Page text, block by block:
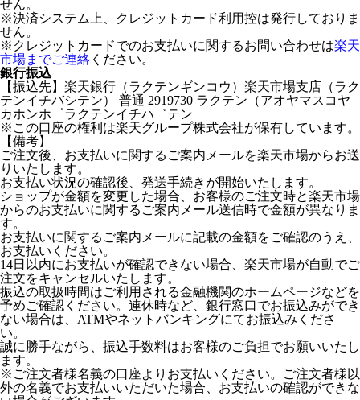
せん。
※決済システム上、クレジットカード利用控は発行しておりま
せん。
※クレジットカードでのお支払いに関するお問い合わせは楽天
市場までご連絡 ください。
銀行振込
【振込先】楽天銀行（ラクテンギンコウ）楽天市場支店（ラク
テンイチバシテン） 普通 2919730 ラクテン（アオヤマスコヤ
カホンホ゜ラクテンイチハ゛テン
※この口座の権利は楽天グループ株式会社が保有しています。
【備考】
ご注文後、お支払いに関するご案内メールを楽天市場からお送
りいたします。
お支払い状況の確認後、発送手続きが開始いたします。
ショップが金額を変更した場合、お客様のご注文時と楽天市場
からのお支払いに関するご案内メール送信時で金額が異なりま
す。
お支払いに関するご案内メールに記載の金額をご確認のうえ、
お支払いください。
14日以内にお支払いが確認できない場合、楽天市場が自動でご
注文をキャンセルいたします。
振込の取扱時間はご利用される金融機関のホームページなどを
予めご確認ください。連休時など、銀行窓口でお振込みができ
ない場合は、ATMやネットバンキングにてお振込みくださ
い。
誠に勝手ながら、振込手数料はお客様のご負担でお願いいたし
ます。
※ご注文者様名義の口座よりお支払いください。ご注文者様以
外の名義でお支払いいただいた場合、お支払いの確認ができな